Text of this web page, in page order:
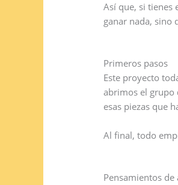
Así que, si tienes
ganar nada, sino
Primeros pasos
Este proyecto
abrimos el grupo
esas piezas que
Al final, todo
Pensamientos de